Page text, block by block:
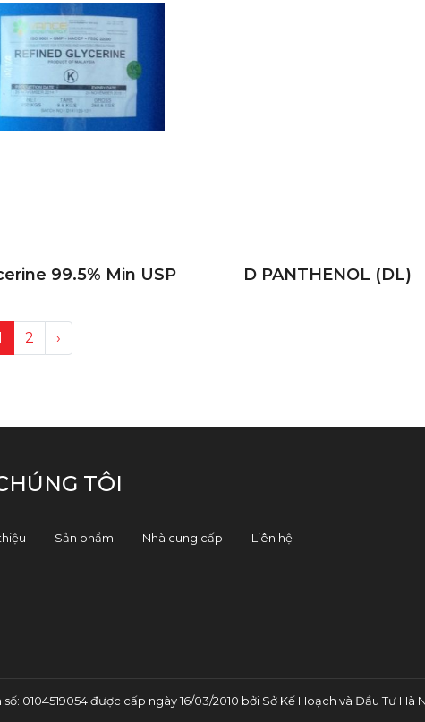
99.5% Min USP D PANTHENOL (DL)
2 ›
TÔI
Sản phẩm Nhà cung cấp Liên hệ
0104519054 được cấp ngày 16/03/2010 bởi Sở Kế Hoạch và Đầu Tư Hà